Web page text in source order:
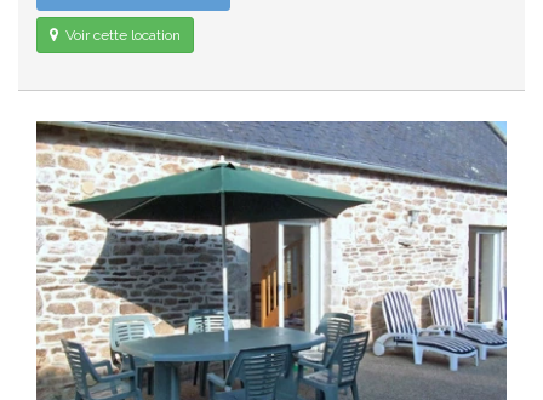
Voir cette location